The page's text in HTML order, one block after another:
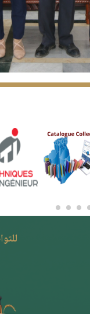
حفل تكريم على شرف 4